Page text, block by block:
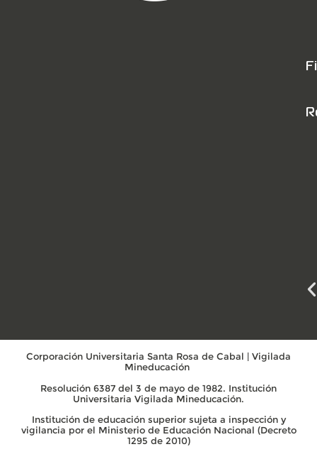
Corporación Universitaria Santa Rosa de Cabal | Vigilada
Mineducación
Resolución 6387 del 3 de mayo de 1982. Institución
Universitaria Vigilada Mineducación.
Institución de educación superior sujeta a inspección y
vigilancia por el Ministerio de Educación Nacional (Decreto
1295 de 2010)